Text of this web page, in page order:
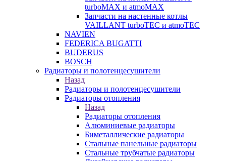
turboMAX и atmoMAX
Запчасти на настенные котлы
VAILLANT turboTEC и atmoTEC
NAVIEN
FEDERICA BUGATTI
BUDERUS
BOSCH
Радиаторы и полотенцесушители
Назад
Радиаторы и полотенцесушители
Радиаторы отопления
Назад
Радиаторы отопления
Алюминиевые радиаторы
Биметаллические радиаторы
Стальные панельные радиаторы
Стальные трубчатые радиаторы